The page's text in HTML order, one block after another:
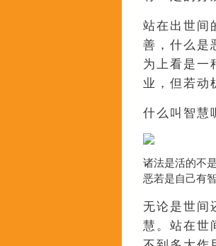
站在出世间
善，什么是
为上看是一
业，但若动
什么叫智慧
诸法是活的不
恶若是自己有
无论是世间
慧。站在世